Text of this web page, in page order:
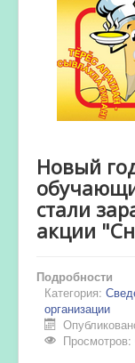
Новый
стали
акции
Подробности
Категория:
организации
Просмотров: